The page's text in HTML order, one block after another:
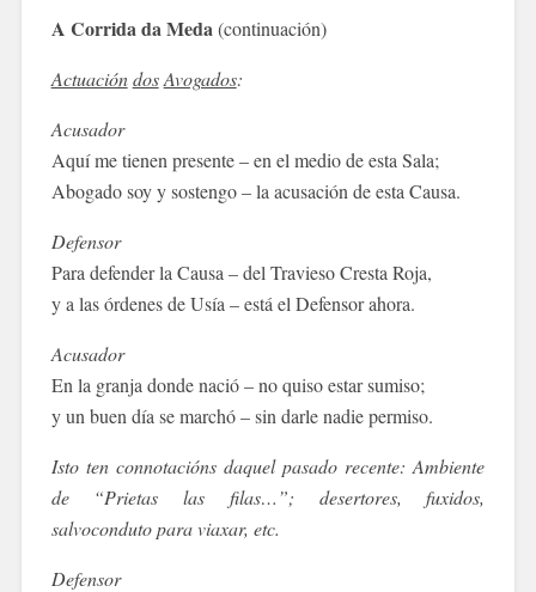
A Corrida da Meda(continuación)
Actuación dos Avogados:
Acusador
Aquí me tienen presente – en el medio de esta Sala;
Abogado soy y sostengo – la acusación de esta Causa.
Defensor
Para defender la Causa – del Travieso Cresta Roja,
y a las órdenes de Usía – está el Defensor ahora.
Acusador
En la granja donde nació – no quiso estar sumiso;
y un buen día se marchó – sin darle nadie permiso.
Isto ten connotacións daquel pasado recente: Ambiente
de “Prietas las filas…”; desertores, fuxidos,
salvoconduto para viaxar, etc.
Defensor